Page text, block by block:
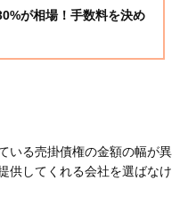
が相場！手数料を決め
いる売掛債権の金額の幅が異
供してくれる会社を選ばなけ